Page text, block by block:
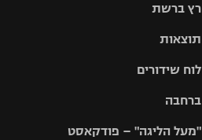
רץ ברשת
תוצאות
לוח שידורים
ברחבה
"מעל הליגה" – פודקאסט